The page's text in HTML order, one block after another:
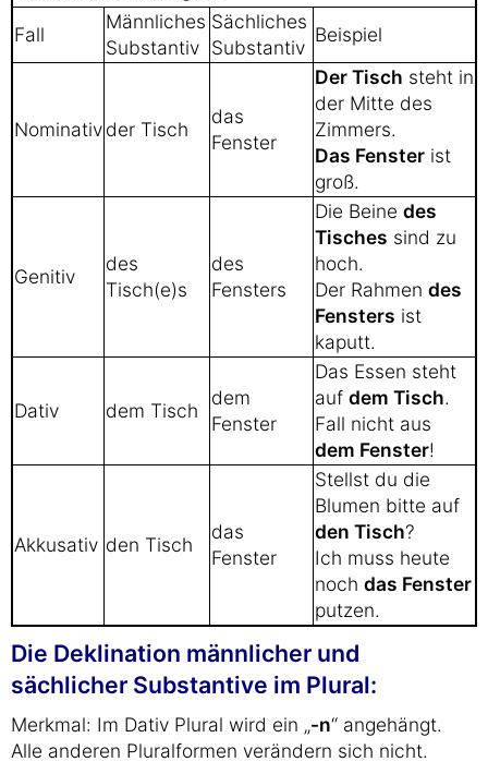
Fall
Männliches
Substantiv
Sächliches
Substantiv
Beispiel
Nominativder Tisch
das
Fenster
Der Tisch steht in
der Mitte des
Zimmers.
Das Fenster ist
groß.
Genitiv
des
Tisch(e)s
des
Fensters
Die Beine des
Tisches sind zu
hoch.
Der Rahmen des
Fensters ist
kaputt.
Dativ dem Tisch
dem
Fenster
Das Essen steht
auf dem Tisch.
Fall nicht aus
dem Fenster!
Akkusativ den Tisch
das
Fenster
Stellst du die
Blumen bitte auf
den Tisch?
Ich muss heute
noch das Fenster
putzen.
Die Deklination männlicher und
sächlicher Substantive im Plural:
Merkmal: Im Dativ Plural wird ein „-n“ angehängt.
Alle anderen Pluralformen verändern sich nicht.